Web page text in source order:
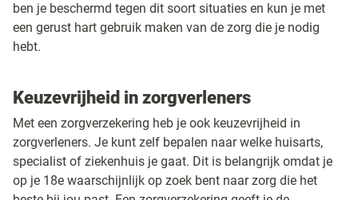
ben je beschermd tegen dit soort situaties en kun je met
een gerust hart gebruik maken van de zorg die je nodig
hebt.
Keuzevrijheid in zorgverleners
Met een zorgverzekering heb je ook keuzevrijheid in
zorgverleners. Je kunt zelf bepalen naar welke huisarts,
specialist of ziekenhuis je gaat. Dit is belangrijk omdat je
op je 18e waarschijnlijk op zoek bent naar zorg die het